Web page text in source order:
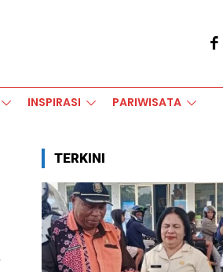
INSPIRASI PARIWISATA
TERKINI